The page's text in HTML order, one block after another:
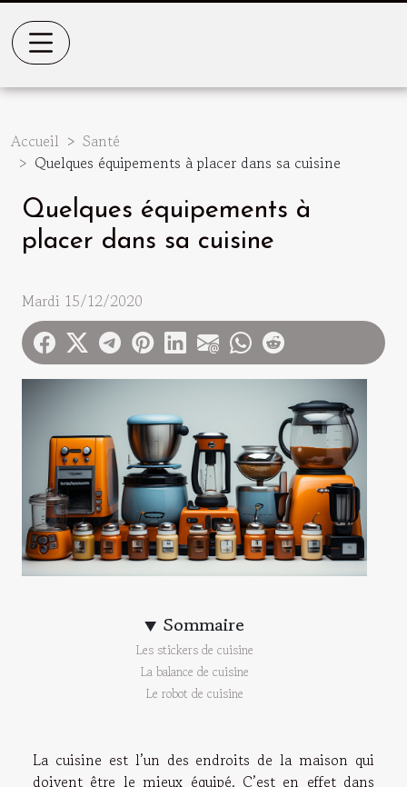
Accueil
Santé
Quelques équipements à placer dans sa cuisine
Quelques équipements à
placer dans sa cuisine
Mardi 15/12/2020
Sommaire
Les stickers de cuisine
La balance de cuisine
Le robot de cuisine
La cuisine est l’un des endroits de la maison qui
doivent être le mieux équipé. C’est en effet dans